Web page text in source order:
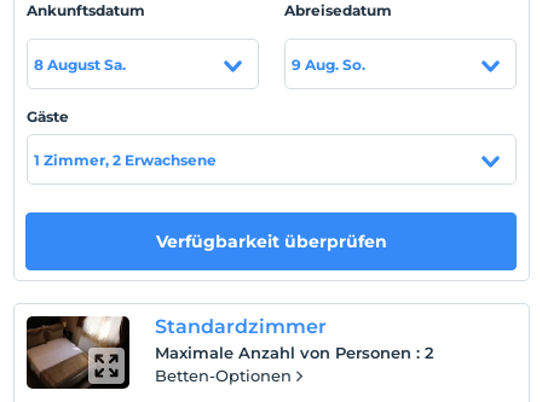
Standort
Das Eskibağ Boutique Hotel kann mit Fähren erreicht
Bostancı oder Eminönü in Istanbul abfahren. Das Hotel
liegt nur wenige Schritte vom Fährhafen entfernt. Sie
können den Strand in 15 Minuten mit den Fähren
erreichen, die vom Fährhafen abfahren.
anzeigen
Hotelpolitik
Ankunftsdatum
8 August Sa.
Abreisedatum
9 Aug. So.
Gäste
1 Zimmer, 2 Erwachsene
Verfügbarkeit überprüfen
Standardzimmer
Maximale Anzahl von Personen : 2
Betten-Optionen